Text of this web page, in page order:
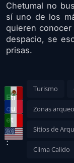
Chetumal no
sí uno de los
quieren
despacio, se
prisas.
Eti
qu
et
as
:
Turismo
Zonas
Sitios de
Clima Calido